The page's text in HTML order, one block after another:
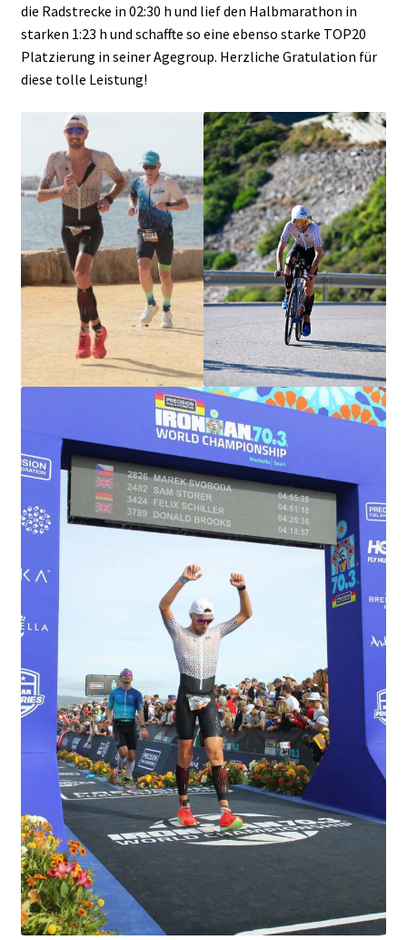
die Radstrecke in 02:30 h und lief den Halbmarathon in
starken 1:23 h und schaffte so eine ebenso starke TOP20
Platzierung in seiner Agegroup. Herzliche Gratulation für
diese tolle Leistung!